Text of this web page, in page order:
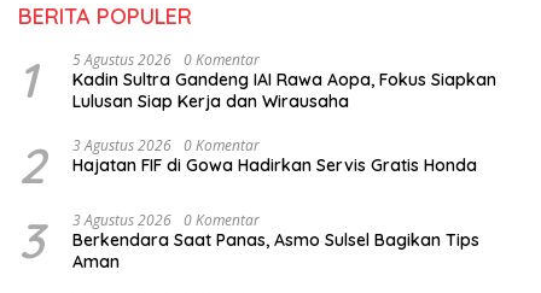
BERITA POPULER
1 5 Agustus 2026 0 Komentar
Kadin Sultra Gandeng IAI Rawa Aopa, Fokus Siapkan
Lulusan Siap Kerja dan Wirausaha
2 3 Agustus 2026 0 Komentar
Hajatan FIF di Gowa Hadirkan Servis Gratis Honda
3 3 Agustus 2026 0 Komentar
Berkendara Saat Panas, Asmo Sulsel Bagikan Tips
Aman